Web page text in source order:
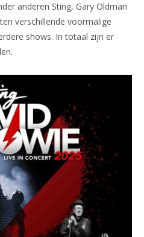
anderen Sting, Gary Oldman
verschillende voormalige
shows. In totaal zijn er